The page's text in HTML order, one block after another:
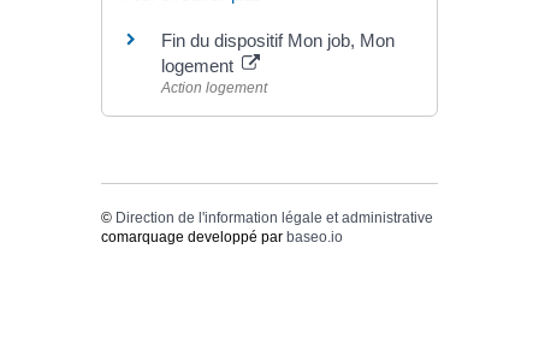
Fin du dispositif Mon job, Mon
logement
Action logement
© Direction de l'information légale et administrative
comarquage developpé par baseo.io